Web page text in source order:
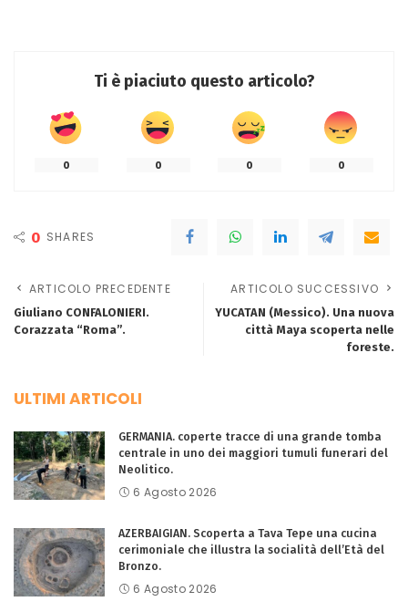
Ti è piaciuto questo articolo?
0 0 0 0
0 SHARES
ARTICOLO PRECEDENTE
Giuliano CONFALONIERI.
Corazzata “Roma”.
ARTICOLO SUCCESSIVO
YUCATAN (Messico). Una nuova
città Maya scoperta nelle
foreste.
ULTIMI ARTICOLI
GERMANIA. coperte tracce di una grande tomba
centrale in uno dei maggiori tumuli funerari del
Neolitico.
6 Agosto 2026
AZERBAIGIAN. Scoperta a Tava Tepe una cucina
cerimoniale che illustra la socialità dell’Età del
Bronzo.
6 Agosto 2026